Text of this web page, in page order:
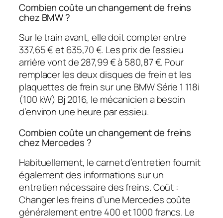
Combien coûte un changement de freins
chez BMW ?
Sur le train avant, elle doit compter entre
337,65 € et 635,70 €. Les prix de l’essieu
arrière vont de 287,99 € à 580,87 €. Pour
remplacer les deux disques de frein et les
plaquettes de frein sur une BMW Série 1 118i
(100 kW) Bj 2016, le mécanicien a besoin
d’environ une heure par essieu.
Combien coûte un changement de freins
chez Mercedes ?
Habituellement, le carnet d’entretien fournit
également des informations sur un
entretien nécessaire des freins. Coût :
Changer les freins d’une Mercedes coûte
généralement entre 400 et 1000 francs. Le